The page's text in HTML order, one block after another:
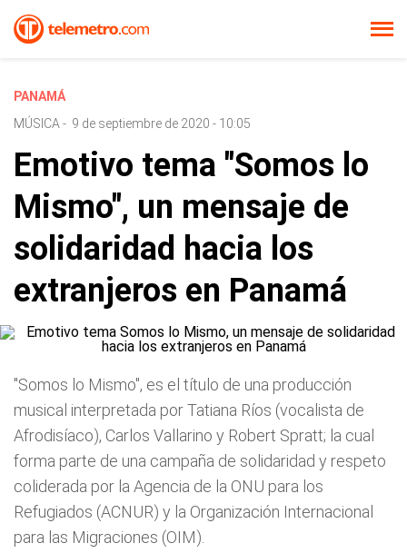
PANAMÁ
MÚSICA - 9 de septiembre de 2020 - 10:05
Emotivo tema "Somos lo
Mismo", un mensaje de
solidaridad hacia los
extranjeros en Panamá
"Somos lo Mismo", es el título de una producción
musical interpretada por Tatiana Ríos (vocalista de
Afrodisíaco), Carlos Vallarino y Robert Spratt; la cual
forma parte de una campaña de solidaridad y respeto
coliderada por la Agencia de la ONU para los
Refugiados (ACNUR) y la Organización Internacional
para las Migraciones (OIM).